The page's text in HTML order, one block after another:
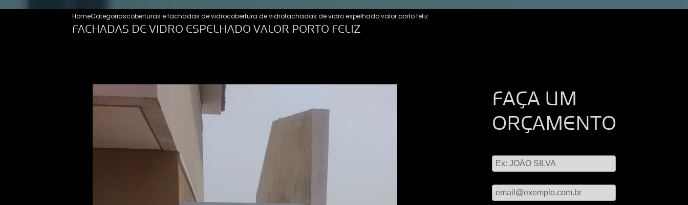
HomeCategoriascoberturas e fachadas de vidrocobertura de vidrofachadas de vidro espelhado valor porto feliz
FACHADAS DE VIDRO ESPELHADO VALOR PORTO FELIZ
FAÇA UM
ORÇAMENTO